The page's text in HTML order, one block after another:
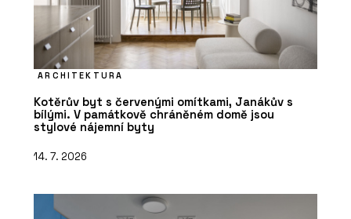
ARCHITEKTURA
Kotěrův byt s červenými omítkami, Janákův s
bílými. V památkově chráněném domě jsou
stylové nájemní byty
14. 7. 2026